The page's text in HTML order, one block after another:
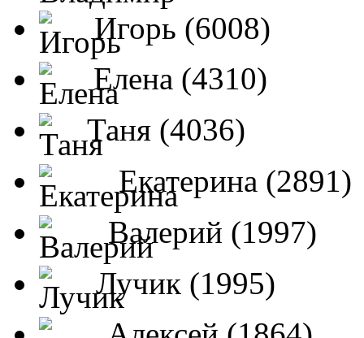
Игорь (6008)
Елена (4310)
Таня (4036)
Екатерина (2891)
Валерий (1997)
Лучик (1995)